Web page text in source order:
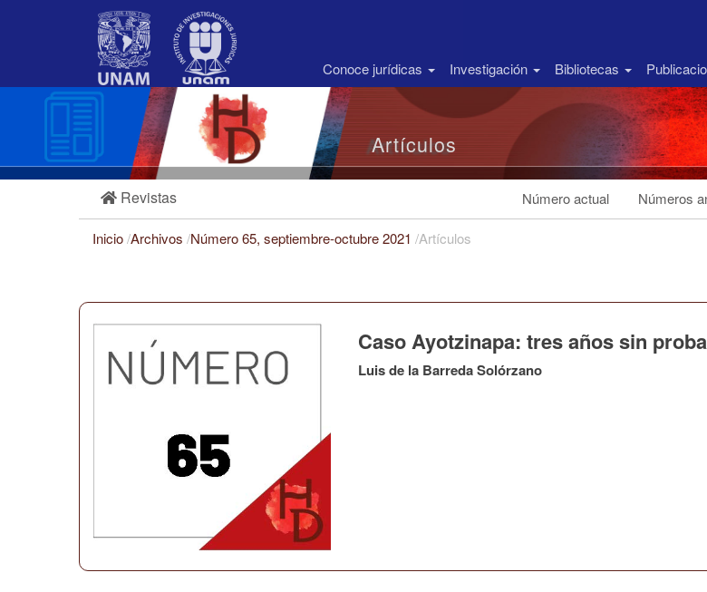
Barra
Conoce jurídicas Investigación Bibliotecas
Artículos
Revistas Número actual Números
Inicio/Archivos /Número 65, septiembre-octubre 2021 /Artículos
Caso Ayotzinapa: tres años sin
Luis de la Barreda Solórzano